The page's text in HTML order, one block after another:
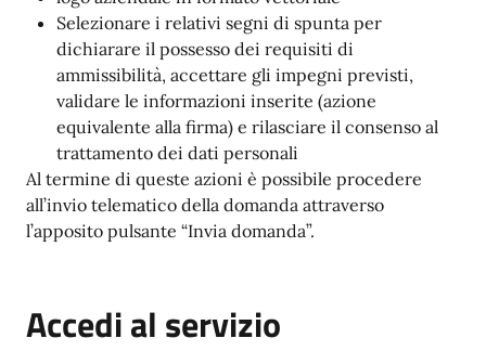
Selezionare i relativi segni di spunta per
dichiarare il possesso dei requisiti di
ammissibilità, accettare gli impegni previsti,
validare le informazioni inserite (azione
equivalente alla firma) e rilasciare il consenso al
trattamento dei dati personali
Al termine di queste azioni è possibile procedere
all’invio telematico della domanda attraverso
l’apposito pulsante “Invia domanda”.
Accedi al servizio